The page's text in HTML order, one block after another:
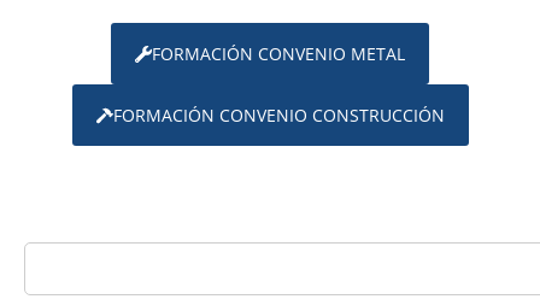
FORMACIÓN CONVENIO METAL
FORMACIÓN CONVENIO CONSTRUCCIÓN